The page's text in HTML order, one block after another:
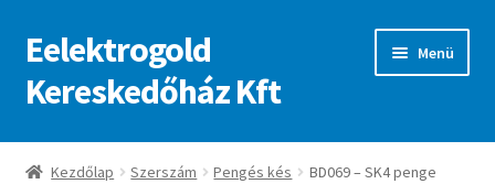
Ugrás
a
navigációhoz
Kilépés
a
tartalomba
Eelektrogold
Kereskedőház Kft
Menü
Kezdőlap
Kezdőlap Szerszám Pengés kés
BD069 – SK4 penge